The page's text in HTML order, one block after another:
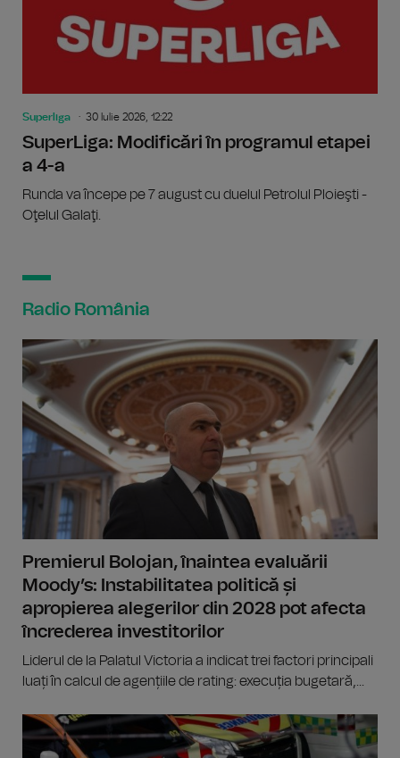
Superliga 30 Iulie 2026, 12:22
SuperLiga: Modificări în programul etapei
a 4-a
Runda va începe pe 7 august cu duelul Petrolul Ploieşti -
Oţelul Galaţi.
Radio România
Premierul Bolojan, înaintea evaluării
Moody’s: Instabilitatea politică și
apropierea alegerilor din 2028 pot afecta
încrederea investitorilor
Liderul de la Palatul Victoria a indicat trei factori principali
luați în calcul de agențiile de rating: execuția bugetară,...